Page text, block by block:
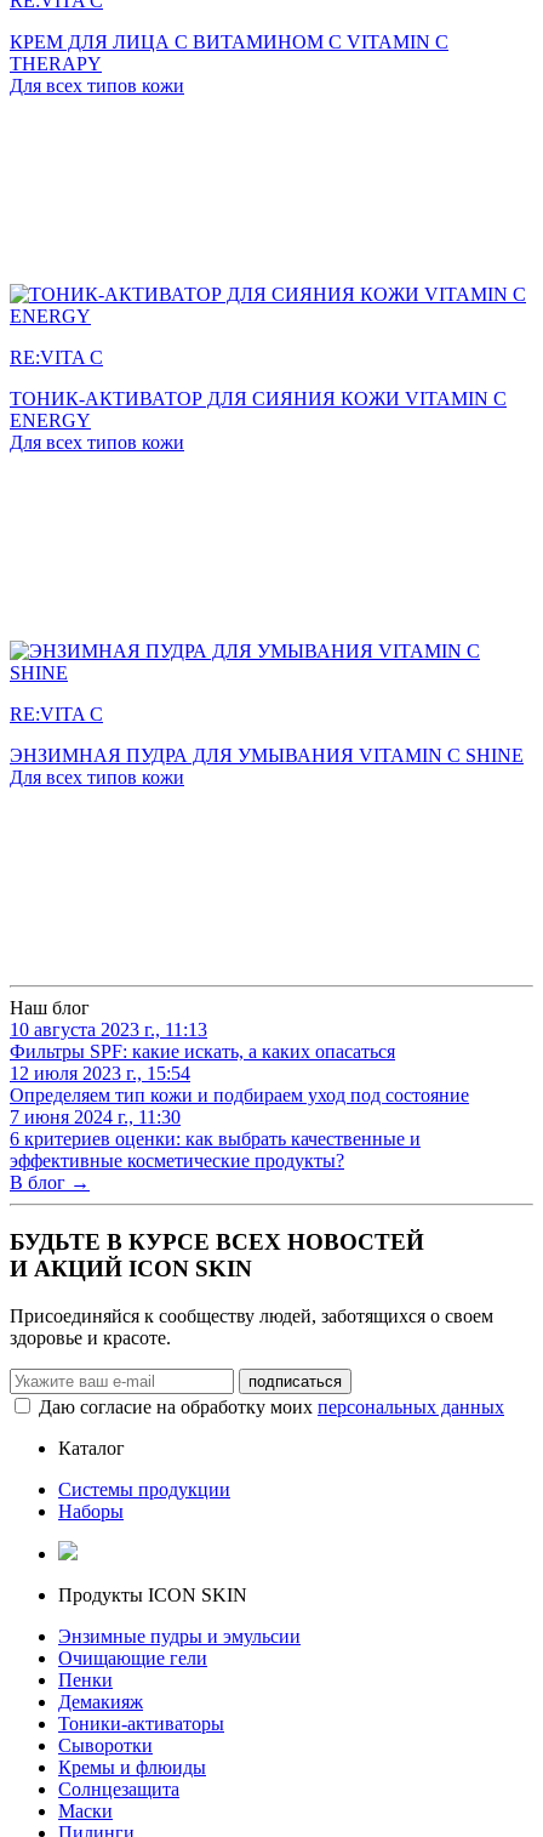
КРЕМ ДЛЯ ЛИЦА С ВИТАМИНОМ С VITAMIN C
THERAPY
Для всех типов кожи
RE:VITA C
ТОНИК-АКТИВАТОР ДЛЯ СИЯНИЯ КОЖИ VITAMIN C
ENERGY
Для всех типов кожи
RE:VITA C
ЭНЗИМНАЯ ПУДРА ДЛЯ УМЫВАНИЯ VITAMIN C SHINE
Для всех типов кожи
Наш блог
10 августа 2023 г., 11:13
Фильтры SPF: какие искать, а каких опасаться
12 июля 2023 г., 15:54
Определяем тип кожи и подбираем уход под состояние
7 июня 2024 г., 11:30
6 критериев оценки: как выбрать качественные и
эффективные косметические продукты?
В блог →
БУДЬТЕ В КУРСЕ ВСЕХ НОВОСТЕЙ
И АКЦИЙ ICON SKIN
Присоединяйся к сообществу людей, заботящихся о своем
здоровье и красоте.
Даю согласие на обработку моих персональных данных
Каталог
Системы продукции
Наборы
Продукты ICON SKIN
Энзимные пудры и эмульсии
Очищающие гели
Пенки
Демакияж
Тоники-активаторы
Сыворотки
Кремы и флюиды
Солнцезащита
Маски
Пилинги